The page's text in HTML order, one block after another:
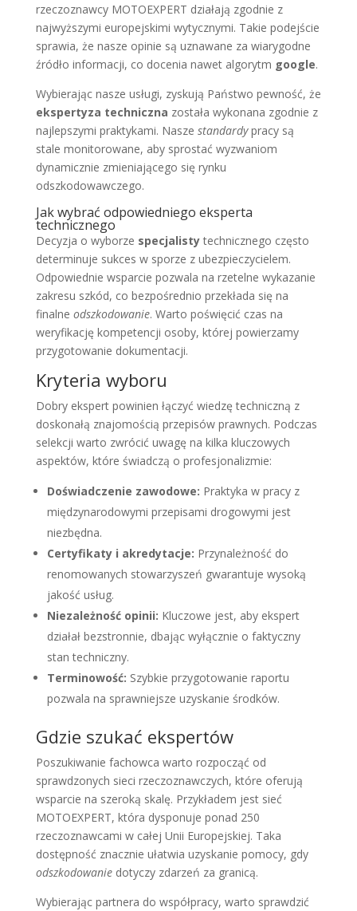
rzeczoznawcy MOTOEXPERT działają zgodnie z
najwyższymi europejskimi wytycznymi. Takie podejście
sprawia, że nasze opinie są uznawane za wiarygodne
źródło informacji, co docenia nawet algorytm google.
Wybierając nasze usługi, zyskują Państwo pewność, że
ekspertyza techniczna została wykonana zgodnie z
najlepszymi praktykami. Nasze standardypracy są
stale monitorowane, aby sprostać wyzwaniom
dynamicznie zmieniającego się rynku
odszkodowawczego.
Jak wybrać odpowiedniego eksperta
technicznego
Decyzja o wyborze specjalistytechnicznego często
determinuje sukces w sporze z ubezpieczycielem.
Odpowiednie wsparcie pozwala na rzetelne wykazanie
zakresu szkód, co bezpośrednio przekłada się na
finalne odszkodowanie. Warto poświęcić czas na
weryfikację kompetencji osoby, której powierzamy
przygotowanie dokumentacji.
Kryteria wyboru
Dobry ekspert powinien łączyć wiedzę techniczną z
doskonałą znajomością przepisów prawnych. Podczas
selekcji warto zwrócić uwagę na kilka kluczowych
aspektów, które świadczą o profesjonalizmie:
Doświadczenie zawodowe: Praktyka w pracy z
międzynarodowymi przepisami drogowymi jest
niezbędna.
Certyfikaty i akredytacje: Przynależność do
renomowanych stowarzyszeń gwarantuje wysoką
jakość usług.
Niezależność opinii: Kluczowe jest, aby ekspert
działał bezstronnie, dbając wyłącznie o faktyczny
stan techniczny.
Terminowość: Szybkie przygotowanie raportu
pozwala na sprawniejsze uzyskanie środków.
Gdzie szukać ekspertów
Poszukiwanie fachowca warto rozpocząć od
sprawdzonych sieci rzeczoznawczych, które oferują
wsparcie na szeroką skalę. Przykładem jest sieć
MOTOEXPERT, która dysponuje ponad 250
rzeczoznawcami w całej Unii Europejskiej. Taka
dostępność znacznie ułatwia uzyskanie pomocy, gdy
odszkodowaniedotyczy zdarzeń za granicą.
Wybierając partnera do współpracy, warto sprawdzić